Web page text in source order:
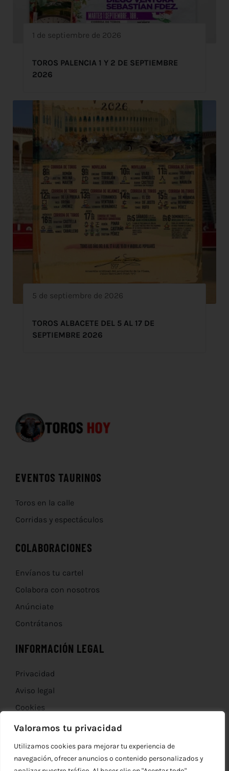
Valoramos tu privacidad
Utilizamos cookies para mejorar tu experiencia de
navegación, ofrecer anuncios o contenido personalizados y
1 de septiembre de 2026
TOROS PALENCIA 1 Y 2 DE SEPTIEMBRE
2026
5 de septiembre de 2026
TOROS ALBACETE DEL 5 AL 17 DE
SEPTIEMBRE 2026
EVENTOS TAURINOS
Toros en la calle
Corridas y espectáculos
COLABORACIONES
Envíanos tu cartel
Colabora con nosotros
Anúnciate
Contrátanos
INFORMACIÓN LEGAL
Privacidad
Aviso legal
Cookies
Devoluciones